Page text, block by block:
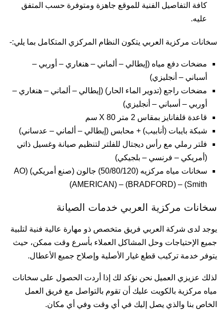
كافة التفاصيل الفنية للموقع جاهزة ومتوفرة حسب المتفق
عليه.
سخانات مركزية العربي يتكون النظام المركزي المتكامل بما يلي:-
مضخات دفع مياه (إيطالي – ألماني – هنغاري – أوربي –
أسباني – أنجليزي)
مضخات راجع (تدوير الماء الحار) (إيطالي – ألماني – هنغاري –
أوربي – أسباني – أنجليزي)
قاعدة قلفانايز بمقاس 2 متر X 80 سم
شبكة بايبات (أنابيب) + محابس (إيطالي – ألماني – عدساني)
فلتر رملي مع رأس ديجتال للفلتر لتنظيم صيانة وغسيل ذاتي
(أمريكي – فرنسي – بلجيكي)
سخانات مياه مركزيه (50/80/120) جالون (صنع أمريكي) (AO
Smith) – (BRADFORD) – (AMERICAN)
سخانات مركزية العربي خدمات الصيانة
يوجد لدى شركة العربي فريق متخصص ذو مهارة عالية فنية لتلبية
جميع الإحتياجات وحل المشاكل العملاء بأسرع وقت ممكن، حيث
يتوفر خدمة تركيب قطع غيار الأصلية وإصلاح جميع الأعطال.
لذلك عزيزي العميل نحن نؤكد لك إذا أردت الحصول على سخانات
مياه مركزية بالكويت عليك أن تقوم بالتواصل مع فريق العمل
الخاص بنا والذي يصل إليك في أي وقت وفي أي مكان.